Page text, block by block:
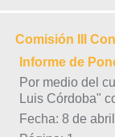
Comisión III
Informe de
Por medio del
Luis Córdoba"
Fecha: 8 de